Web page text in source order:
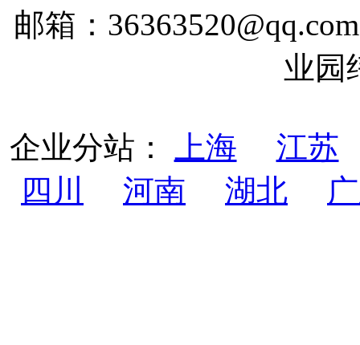
邮箱：
业园
企业分站： 上海
江苏
四川
河南 湖北